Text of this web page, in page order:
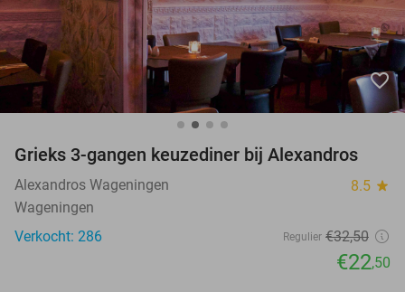
favorite_border
Grieks 3-gangen keuzediner bij Alexandros
Alexandros Wageningen 8.5 star
Wageningen
Verkocht: 286
Regulier €32,50
€22,50